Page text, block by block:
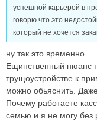
успешной карьерой в
говорю что это
который не хочется
ну так это временно.
Ещинственный нюанс
трущоустройстве к
можно обьяснить.
Почему работаете
семью и я не могу без